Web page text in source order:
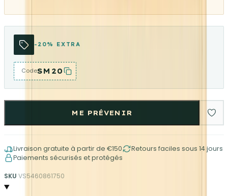
-20% EXTRA
CodeSM20
ME PRÉVENIR
Livraison gratuite à partir de €150
Retours faciles sous 14 jours
Paiements sécurisés et protégés
SKU VS5460861750